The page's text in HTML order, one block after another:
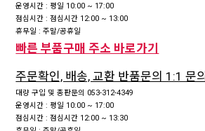
운영시간 : 평일 10:00 ~ 17:00
점심시간 : 점심시간 12:00 ~ 13:00
휴무일 : 주말/공휴일
빠른 부품구매 주소 바로가기
주문확인, 배송, 교환 반품문의 1:1 문의
대량 구입 및 총판문의 053-312-4349
운영시간 : 평일 10:00 ~ 17:00
점심시간 : 점심시간 12:00 ~ 13:30